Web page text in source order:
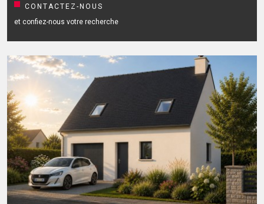
CONTACTEZ-NOUS
et confiez-nous votre recherche